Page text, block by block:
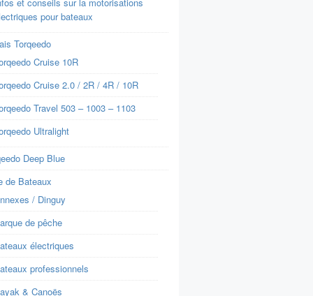
pour bateaux
Torqeedo
Cruise 10R
Cruise 2.0 / 2R / 4R / 10R
Travel 503 – 1003 – 1103
Ultralight
Deep Blue
de Bateaux
/ Dinguy
de pêche
électriques
professionnels
& Canoës